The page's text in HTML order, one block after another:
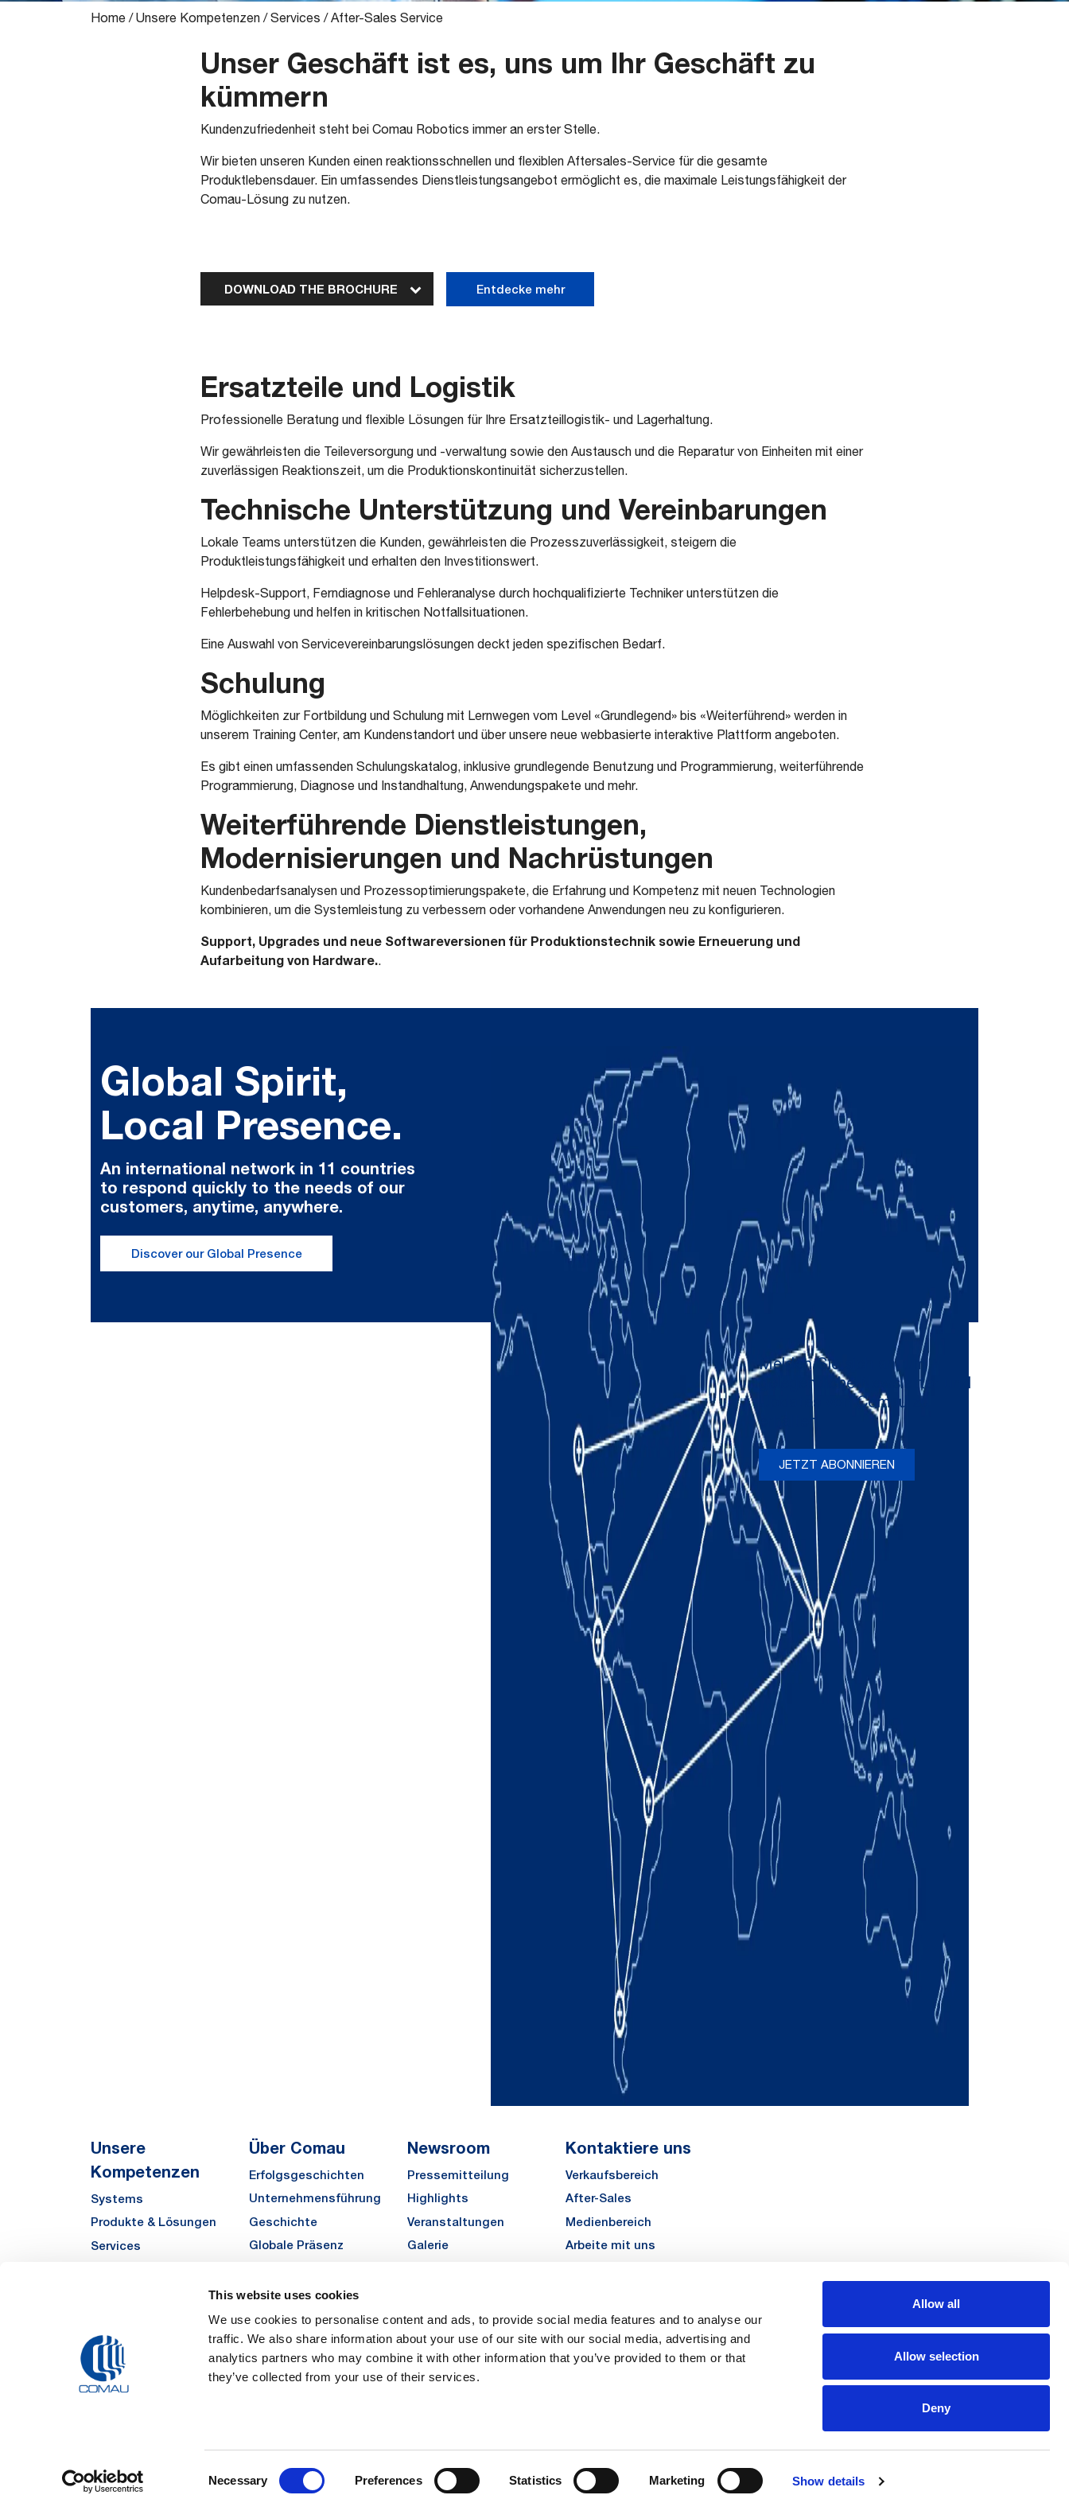
This website uses cookies
We use cookies to personalise content and ads, to provide social media features and to analyse our
traffic. We also share information about your use of our site with our social media, advertising and
analytics partners who may combine it with other information that you’ve provided to them or that
they’ve collected from your use of their services.
Necessary Preferences Statistics Marketing Show details
Allow all
Allow selection
Deny
Home /Unsere Kompetenzen /Services /After-Sales Service
Unser Geschäft ist es, uns um Ihr Geschäft zu
kümmern
Kundenzufriedenheit steht bei Comau Robotics immer an erster Stelle.
Wir bieten unseren Kunden einen reaktionsschnellen und flexiblen Aftersales-Service für die gesamte
Produktlebensdauer. Ein umfassendes Dienstleistungsangebot ermöglicht es, die maximale Leistungsfähigkeit der
Comau-Lösung zu nutzen.
DOWNLOAD THE BROCHURE Entdecke mehr
Ersatzteile und Logistik
Professionelle Beratung und flexible Lösungen für Ihre Ersatzteillogistik- und Lagerhaltung.
Wir gewährleisten die Teileversorgung und -verwaltung sowie den Austausch und die Reparatur von Einheiten mit einer
zuverlässigen Reaktionszeit, um die Produktionskontinuität sicherzustellen.
Technische Unterstützung und Vereinbarungen
Lokale Teams unterstützen die Kunden, gewährleisten die Prozesszuverlässigkeit, steigern die
Produktleistungsfähigkeit und erhalten den Investitionswert.
Helpdesk-Support, Ferndiagnose und Fehleranalyse durch hochqualifizierte Techniker unterstützen die
Fehlerbehebung und helfen in kritischen Notfallsituationen.
Eine Auswahl von Servicevereinbarungslösungen deckt jeden spezifischen Bedarf.
Schulung
Möglichkeiten zur Fortbildung und Schulung mit Lernwegen vom Level «Grundlegend» bis «Weiterführend» werden in
unserem Training Center, am Kundenstandort und über unsere neue webbasierte interaktive Plattform angeboten.
Es gibt einen umfassenden Schulungskatalog, inklusive grundlegende Benutzung und Programmierung, weiterführende
Programmierung, Diagnose und Instandhaltung, Anwendungspakete und mehr.
Weiterführende Dienstleistungen,
Modernisierungen und Nachrüstungen
Kundenbedarfsanalysen und Prozessoptimierungspakete, die Erfahrung und Kompetenz mit neuen Technologien
kombinieren, um die Systemleistung zu verbessern oder vorhandene Anwendungen neu zu konfigurieren.
Support, Upgrades und neue Softwareversionen für Produktionstechnik sowie Erneuerung und
Aufarbeitung von Hardware..
Global Spirit,
Local Presence.
An international network in 11 countries
to respond quickly to the needs of our
customers, anytime, anywhere.
Discover our Global Presence
Unsere
Kompetenzen
Systems
Produkte & Lösungen
Services
Über Comau
Erfolgsgeschichten
Unternehmensführung
Geschichte
Globale Präsenz
Sustainability
Zulieferer
Funded Projects
Karriere
Newsroom
Pressemitteilung
Highlights
Veranstaltungen
Galerie
Kontaktiere uns
Verkaufsbereich
After-Sales
Medienbereich
Arbeite mit uns
LinkedIn
Instagram
YouTube
Melden Sie sich an, um
gelegentliche Newsletter und
Updates von Comau zu
erhalten
JETZT ABONNIEREN
Registered Office: Via Rivalta, 30, 10095 Grugliasco (TO) – Italy. Fully Paid Share Capital: Euro 48,013,959
Registered in the REA Torino 474119 – Registered in the Register of Torino Companies, Tax Code and VAT n. 00952120012